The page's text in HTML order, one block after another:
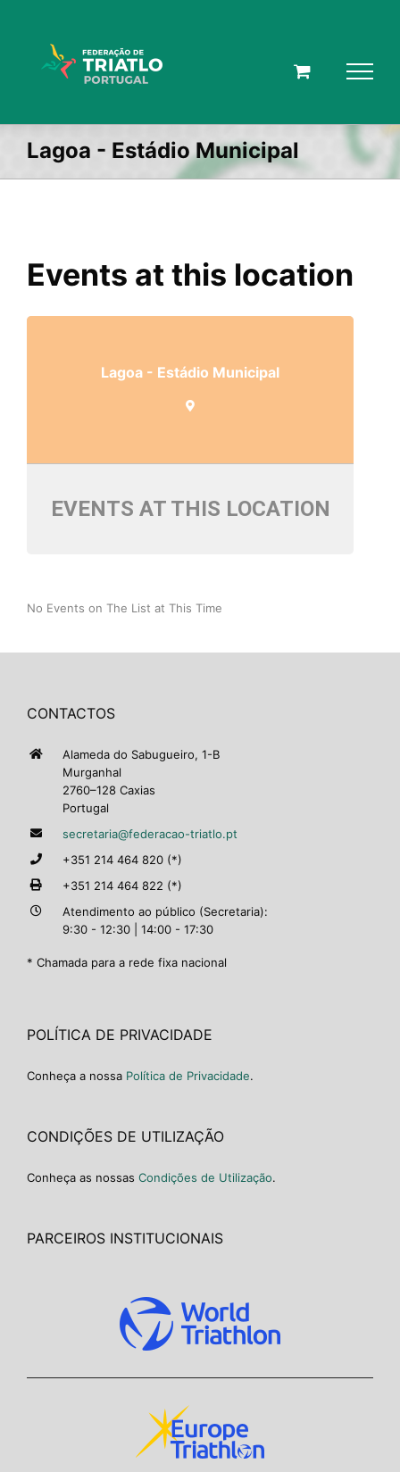
Lagoa - Estádio Municipal
Events at this location
Lagoa - Estádio Municipal
EVENTS AT THIS LOCATION
No Events on The List at This Time
CONTACTOS
Alameda do Sabugueiro, 1-B
Murganhal
2760–128 Caxias
Portugal
secretaria@federacao-triatlo.pt
+351 214 464 820 (*)
+351 214 464 822 (*)
Atendimento ao público (Secretaria):
9:30 - 12:30 | 14:00 - 17:30
* Chamada para a rede fixa nacional
POLÍTICA DE PRIVACIDADE
Conheça a nossa Política de Privacidade.
CONDIÇÕES DE UTILIZAÇÃO
Conheça as nossas Condições de Utilização.
PARCEIROS INSTITUCIONAIS